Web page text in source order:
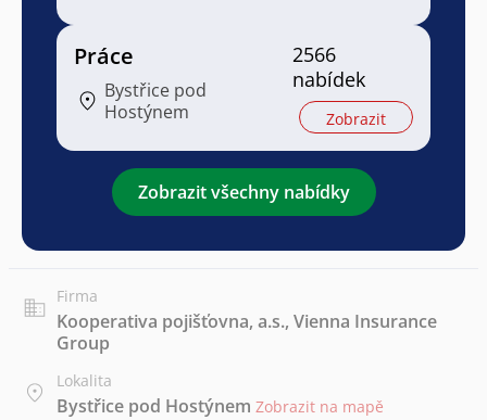
Práce
Bystřice pod
Hostýnem
2566
nabídek
Zobrazit
Zobrazit všechny nabídky
Firma
Kooperativa pojišťovna, a.s., Vienna Insurance
Group
Lokalita
Bystřice pod Hostýnem Zobrazit na mapě